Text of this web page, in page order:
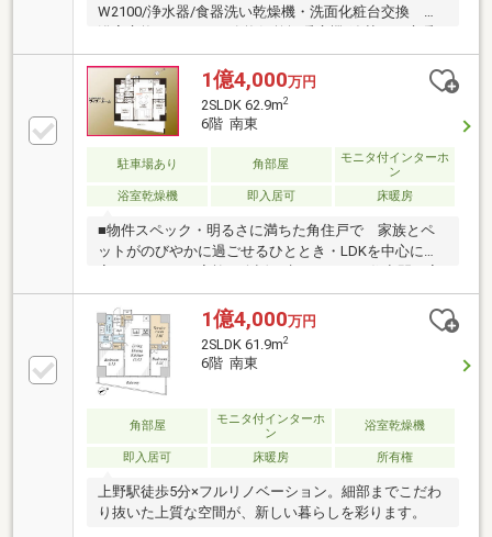
W2100/浄水器/食器洗い乾燥機・洗面化粧台交換 ・
房新規交換(LD) ・トイレ交換 ・給湯器新規交
換 ・エアコン新規交換(LDK) 等・全居室二重サッ
シ新規設置～アフターサービス延長保証あり～お引き
渡し後に発生した対象設備の故障についての修理・交
換保証期間が通常２年のところ、５年に延長可能！
（※諸条件あり）詳細は担当者までお問合せくださ
い！＝マンション設備＝エレベーター/防犯カメラ/オ
ートロック/宅配ボックス24時間ゴミ出し可/モニター
付きインターホン 等
1億4,000万円
2SLDK 62.9m2
6階 南東
駐車場あり 角部屋
モニタ付インターホ
ン
浴室乾燥機
即入居可 床暖房
■物件スペック・明るさに満ちた角住戸で 家族とペ
ットがのびやかに過ごせるひととき・LDKを中心に各
室へつながり 家族の会話が生まれやすい住空間・家
具・エアコン・照明が整い 家族とペットですぐに心
地よく始める新生活■立地・保育園徒歩5分、小学校徒
歩10分圏内 子育てに寄り添うロケーションです・
「エキュート」「マルイ」「アトレ」を使い分け 暮
らしに寄り添う買い物環境■共用部・オートロック、
宅配ボックス完備■かんたんネット予約がお勧めです
（1）【見学予約する】ボタンをタップ（2）ご希望の
1億4,000万円
2SLDK 61.9m2
6階 南東
角部屋
モニタ付インターホ
ン
浴室乾燥機
即入居可 床暖房 所有権
上野駅徒歩5分×フルリノベーション。細部までこだわ
り抜いた上質な空間が、新しい暮らしを彩ります。